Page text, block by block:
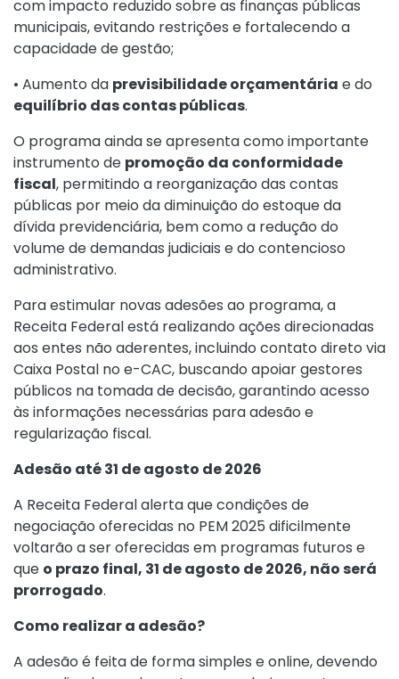
com impacto reduzido sobre as finanças públicas
municipais, evitando restrições e fortalecendo a
capacidade de gestão;
• Aumento da previsibilidade orçamentária e do
equilíbrio das contas públicas.
O programa ainda se apresenta como importante
instrumento de promoção da conformidade
fiscal, permitindo a reorganização das contas
públicas por meio da diminuição do estoque da
dívida previdenciária, bem como a redução do
volume de demandas judiciais e do contencioso
administrativo.
Para estimular novas adesões ao programa, a
Receita Federal está realizando ações direcionadas
aos entes não aderentes, incluindo contato direto via
Caixa Postal no e-CAC, buscando apoiar gestores
públicos na tomada de decisão, garantindo acesso
às informações necessárias para adesão e
regularização fiscal.
Adesão até 31 de agosto de 2026
A Receita Federal alerta que condições de
negociação oferecidas no PEM 2025 dificilmente
voltarão a ser oferecidas em programas futuros e
que o prazo final, 31 de agosto de 2026, não será
prorrogado.
Como realizar a adesão?
A adesão é feita de forma simples e online, devendo